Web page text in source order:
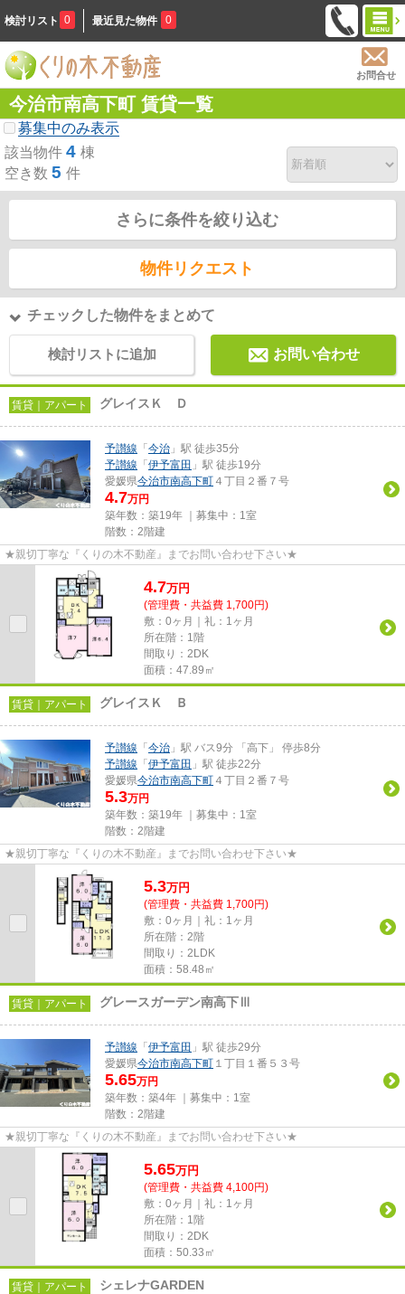
検討リスト 0 最近見た物件 0
お問合せ
今治市南高下町 賃貸一覧
募集中のみ表示
該当物件 4 棟
空き数 5 件
さらに条件を絞り込む
物件リクエスト
チェックした物件をまとめて
検討リストに追加 お問い合わせ
賃貸｜アパート グレイスＫ Ｄ
予讃線 「 今治 」駅 徒歩35分
予讃線 「 伊予富田 」駅 徒歩19分
愛媛県今治市南高下町 ４丁目２番７号
4.7万円
築年数：築19年 ｜募集中： 1室
階数：2階建
★親切丁寧な『くりの木不動産』までお問い合わせ下さい★
4.7万円
(管理費・共益費 1,700円)
敷：0ヶ月｜礼：1ヶ月
所在階：1階
間取り：2DK
面積：47.89㎡
賃貸｜アパート グレイスＫ Ｂ
予讃線 「 今治 」駅 バス9分 「高下」 停歩8分
予讃線 「 伊予富田 」駅 徒歩22分
愛媛県今治市南高下町 ４丁目２番７号
5.3万円
築年数：築19年 ｜募集中： 1室
階数：2階建
★親切丁寧な『くりの木不動産』までお問い合わせ下さい★
5.3万円
(管理費・共益費 1,700円)
敷：0ヶ月｜礼：1ヶ月
所在階：2階
間取り：2LDK
面積：58.48㎡
賃貸｜アパート グレースガーデン南高下Ⅲ
予讃線 「 伊予富田 」駅 徒歩29分
愛媛県今治市南高下町 １丁目１番５３号
5.65万円
築年数：築4年 ｜募集中： 1室
階数：2階建
★親切丁寧な『くりの木不動産』までお問い合わせ下さい★
5.65万円
(管理費・共益費 4,100円)
敷：0ヶ月｜礼：1ヶ月
所在階：1階
間取り：2DK
面積：50.33㎡
賃貸｜アパート シェレナGARDEN